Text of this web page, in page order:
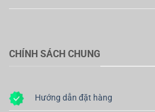
CHÍNH SÁCH CHUNG
Hướng dẫn đặt hàng